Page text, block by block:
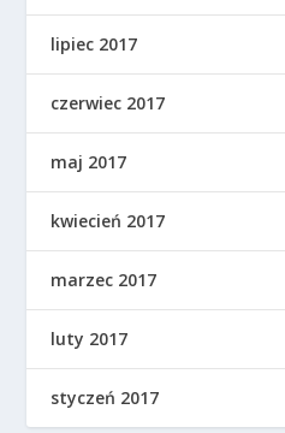
lipiec 2017
czerwiec 2017
maj 2017
kwiecień 2017
marzec 2017
luty 2017
styczeń 2017